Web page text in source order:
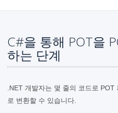
C#을 통해 POT을
하는 단계
.NET 개발자는 몇 줄의 코드로
로 변환할 수 있습니다.